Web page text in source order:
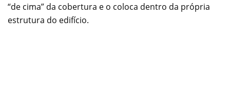
“de cima” da cobertura e o coloca dentro da própria
estrutura do edifício.